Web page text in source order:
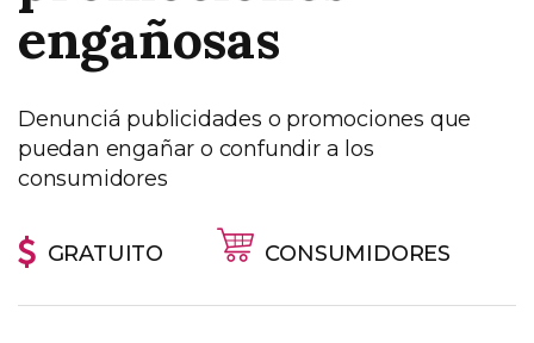
engañosas
Denunciá publicidades o promociones que
puedan engañar o confundir a los
consumidores
GRATUITO CONSUMIDORES